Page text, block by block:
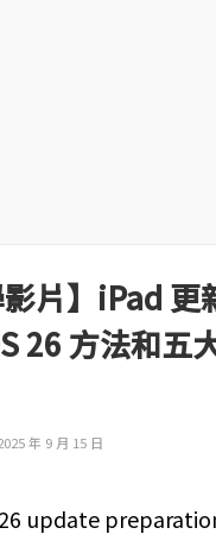
影片】iPad 更
26 方法和五
年 9 月 15 日